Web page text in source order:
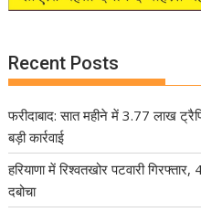
Recent Posts
फरीदाबाद: सात महीने में 3.77 लाख
बड़ी कार्रवाई
हरियाणा में रिश्वतखोर पटवारी
दबोचा